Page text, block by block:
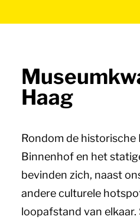
Haag
Rondom de historische
Binnenhof en het
bevinden zich, naast
andere culturele
loopafstand van elkaar.